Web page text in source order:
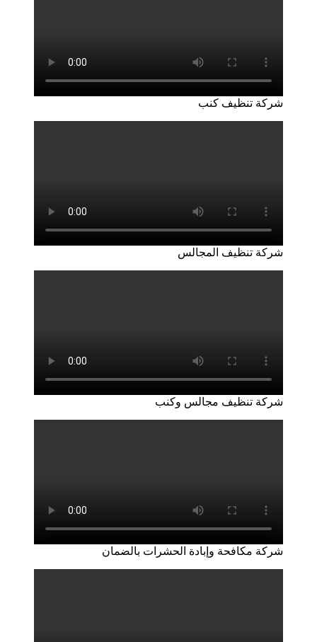
شركة تنظيف كنب
شركة تنظيف المجالس
شركة تنظيف مجالس وكنب
شركة مكافحة وإبادة الحشرات بالضمان